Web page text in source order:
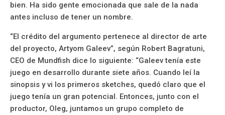
bien. Ha sido gente emocionada que sale de la nada
antes incluso de tener un nombre.
“El crédito del argumento pertenece al director de arte
del proyecto, Artyom Galeev”, según Robert Bagratuni,
CEO de Mundfish dice lo siguiente: “Galeev tenía este
juego en desarrollo durante siete años. Cuando leí la
sinopsis y vi los primeros sketches, quedó claro que el
juego tenía un gran potencial. Entonces, junto con el
productor, Oleg, juntamos un grupo completo de